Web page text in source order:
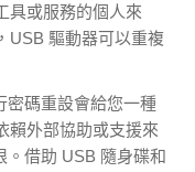
具或服務的個人來
USB 驅動器可以重複
密碼重設會給您一種
賴外部協助或支援來
。借助 USB 隨身碟和